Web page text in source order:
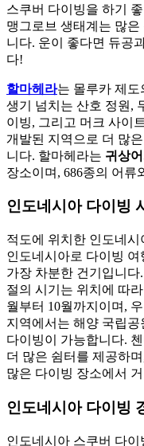
스쿠버 다이빙을 하기
맹그로브 생태계는 많
니다. 운이 좋다면 듀공
다!
할마헤라는 몰루카 제도
생기 넘치는 산호 정원,
이빙, 그리고 머크 사이
개발된 지역으로 더 많
니다. 할마헤라는 귀상어
장소이며, 686종의 어류
인도네시아 다이빙
적도에 위치한 인도네
인도네시아로 다이빙
가장 차분한 건기입니다
절의 시기는 위치에 따
월부터 10월까지이며,
지역에서는 해양 국립
다이빙이 가능합니다.
더 많은 쉼터를 제공하
많은 다이빙 장소에서
인도네시아 다이빙
인도네시아 스쿠버 다이